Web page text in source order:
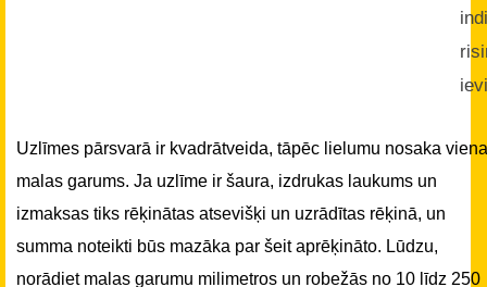
Uzlīmes pārsvarā ir kvadrātveida, tāpēc lielumu nosaka
malas garums. Ja uzlīme ir šaura, izdrukas laukums un
izmaksas tiks rēķinātas atsevišķi un uzrādītas rēķinā, un
summa noteikti būs mazāka par šeit aprēķināto. Lūdzu,
norādiet malas garumu milimetros un robežās no 10 līdz 250